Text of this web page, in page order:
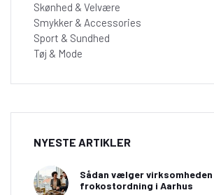
Skønhed & Velvære
Smykker & Accessories
Sport & Sundhed
Tøj & Mode
NYESTE ARTIKLER
Sådan vælger
frokostordning i Aarhus